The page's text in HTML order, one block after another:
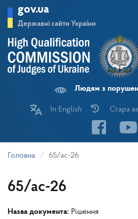
основного
матеріалу
gov.ua
Державні сайти України
Людям з
In English Стара
Головна 65/ас-26
65/ас-26
Назва документа: Рішення